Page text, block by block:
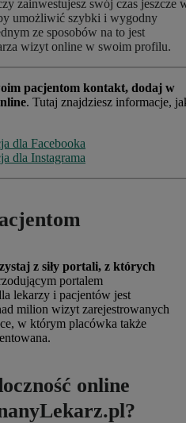
zainwestujesz swój czas jeszcze
umożliwić szybki i wygodny
ze sposobów na to jest
wizyt online w swoim profilu.
pacjentom kontakt, dodaj w
. Tutaj znajdziesz informacje,
dla Facebooka
dla Instagrama
z siły portali, z których
portalem
lekarzy i pacjentów jest
milion wizyt zarejestrowanych
w którym placówka także
online